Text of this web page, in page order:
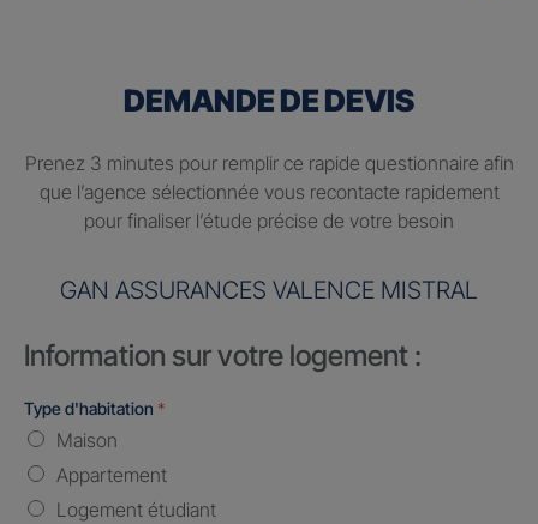
DEMANDE DE DEVIS
Prenez 3 minutes pour remplir ce rapide questionnaire afin
que l’agence sélectionnée vous recontacte rapidement
pour finaliser l’étude précise de votre besoin
GAN ASSURANCES VALENCE MISTRAL
Information sur votre logement :
Type d'habitation *
Maison
Appartement
Logement étudiant